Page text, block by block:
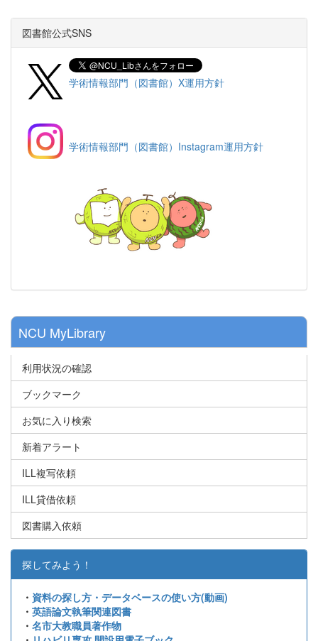
図書館公式SNS
学術情報部門（図書館）X運用方針
学術情報部門（図書館）Instagram運用方針
NCU MyLibrary
利用状況の確認
ブックマーク
お気に入り検索
新着アラート
ILL複写依頼
ILL貸借依頼
図書購入依頼
探してみよう！
・ 資料の探し方・データベースの使い方(動画)
・ 英語論文執筆関連図書
・ 名市大教職員著作物